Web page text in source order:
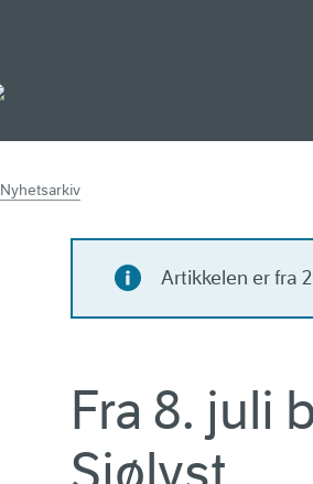
Nyhetsarkiv
Artikkelen er fra
Fra 8. juli